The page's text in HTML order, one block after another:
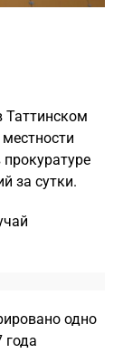
Таттинском
за сутки.
одно
года